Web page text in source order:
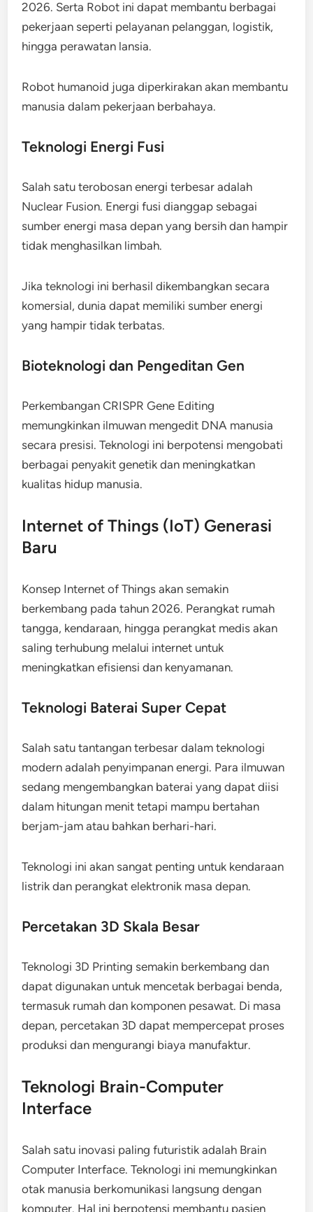
2026. Serta Robot ini dapat membantu berbagai
pekerjaan seperti pelayanan pelanggan, logistik,
hingga perawatan lansia.
Robot humanoid juga diperkirakan akan membantu
manusia dalam pekerjaan berbahaya.
Teknologi Energi Fusi
Salah satu terobosan energi terbesar adalah
Nuclear Fusion. Energi fusi dianggap sebagai
sumber energi masa depan yang bersih dan hampir
tidak menghasilkan limbah.
Jika teknologi ini berhasil dikembangkan secara
komersial, dunia dapat memiliki sumber energi
yang hampir tidak terbatas.
Bioteknologi dan Pengeditan Gen
Perkembangan CRISPR Gene Editing
memungkinkan ilmuwan mengedit DNA manusia
secara presisi. Teknologi ini berpotensi mengobati
berbagai penyakit genetik dan meningkatkan
kualitas hidup manusia.
Internet of Things (IoT) Generasi
Baru
Konsep Internet of Things akan semakin
berkembang pada tahun 2026. Perangkat rumah
tangga, kendaraan, hingga perangkat medis akan
saling terhubung melalui internet untuk
meningkatkan efisiensi dan kenyamanan.
Teknologi Baterai Super Cepat
Salah satu tantangan terbesar dalam teknologi
modern adalah penyimpanan energi. Para ilmuwan
sedang mengembangkan baterai yang dapat diisi
dalam hitungan menit tetapi mampu bertahan
berjam-jam atau bahkan berhari-hari.
Teknologi ini akan sangat penting untuk kendaraan
listrik dan perangkat elektronik masa depan.
Percetakan 3D Skala Besar
Teknologi 3D Printing semakin berkembang dan
dapat digunakan untuk mencetak berbagai benda,
termasuk rumah dan komponen pesawat. Di masa
depan, percetakan 3D dapat mempercepat proses
produksi dan mengurangi biaya manufaktur.
Teknologi Brain-Computer
Interface
Salah satu inovasi paling futuristik adalah Brain
Computer Interface. Teknologi ini memungkinkan
otak manusia berkomunikasi langsung dengan
komputer. Hal ini berpotensi membantu pasien